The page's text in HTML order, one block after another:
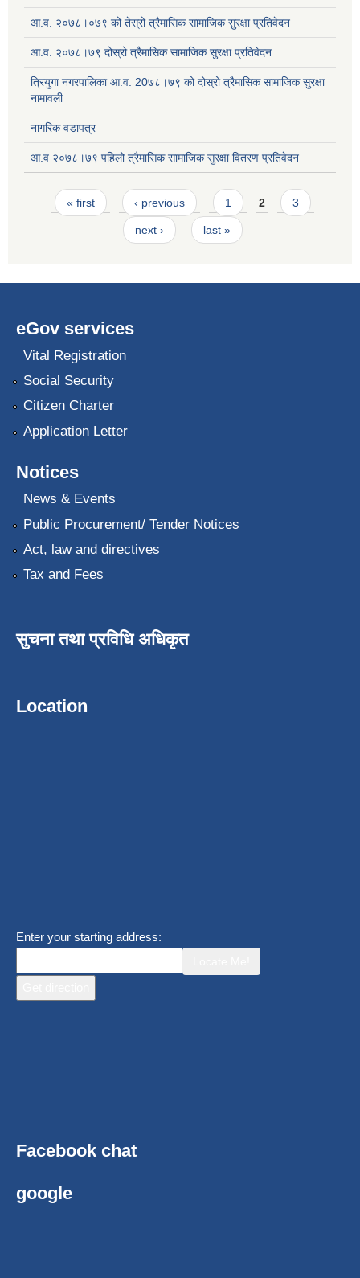
आ.व. २०७८।०७९ को तेस्रो त्रैमासिक सामाजिक सुरक्षा प्रतिवेदन
आ.व. २०७८।७९ दोस्रो त्रैमासिक सामाजिक सुरक्षा प्रतिवेदन
त्रियुगा नगरपालिका आ.व. 20७८।७९ को दोस्रो त्रैमासिक सामाजिक सुरक्षा
नामावली
नागरिक वडापत्र
आ.व २०७८।७९ पहिलो त्रैमासिक सामाजिक सुरक्षा वितरण प्रतिवेदन
Pages
« first ‹ previous 1 2 3
next › last »
eGov services
Vital Registration
Social Security
Citizen Charter
Application Letter
Notices
News & Events
Public Procurement/ Tender Notices
Act, law and directives
Tax and Fees
सुचना तथा प्रविधि अधिकृत
Location
Enter your starting address:
Facebook chat
google